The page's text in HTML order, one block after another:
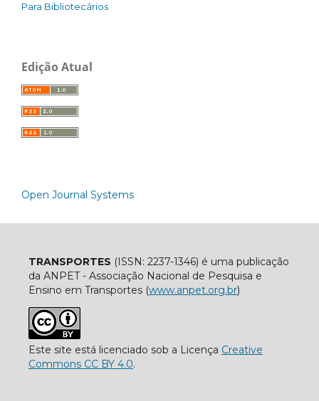
Para Bibliotecários
Edição Atual
Open Journal Systems
TRANSPORTES (ISSN: 2237-1346) é uma publicação
da ANPET - Associação Nacional de Pesquisa e
Ensino em Transportes (www.anpet.org.br)
Este site está licenciado sob a Licença Creative
Commons CC BY 4.0.